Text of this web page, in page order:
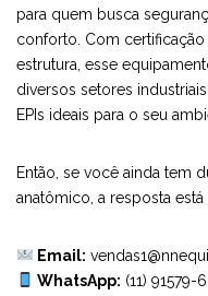
para quem busca
conforto. Com
estrutura, esse
diversos setores
EPIs ideais para o seu
Então, se você ainda tem
anatômico, a resposta está
Email:
WhatsApp: (11) 91579-